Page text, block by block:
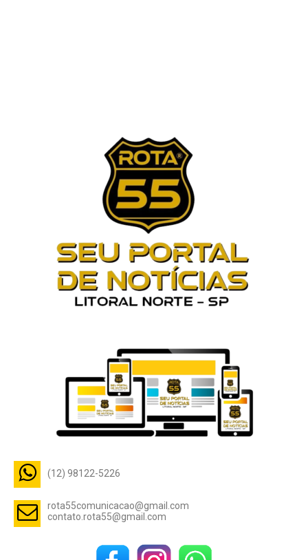
(12) 98122-5226
rota55comunicacao@gmail.com
contato.rota55@gmail.com